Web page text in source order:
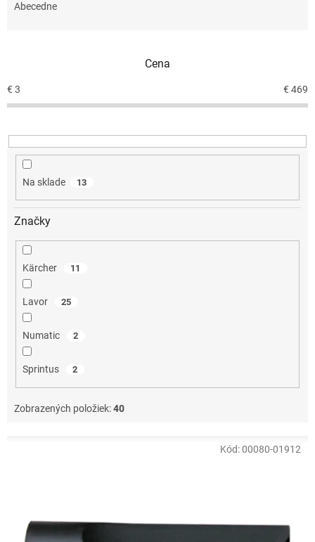
r
o
u
k
Abecedne
Cena
€ 3 € 469
Na sklade 13
Značky
Kärcher 11
Lavor 25
Numatic 2
Sprintus 2
Zobrazených položiek:40
Kód:00080-01912